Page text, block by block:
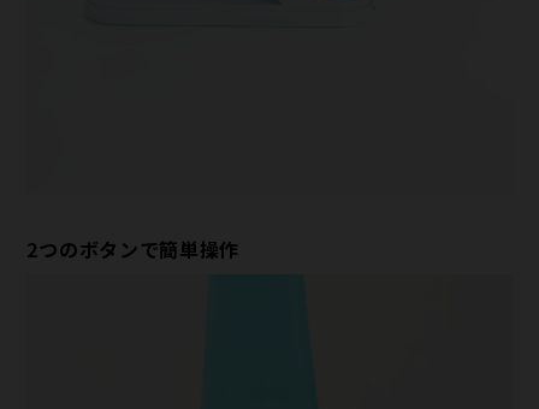
2つのボタンで簡単操作